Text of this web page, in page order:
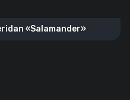
«Salamander»